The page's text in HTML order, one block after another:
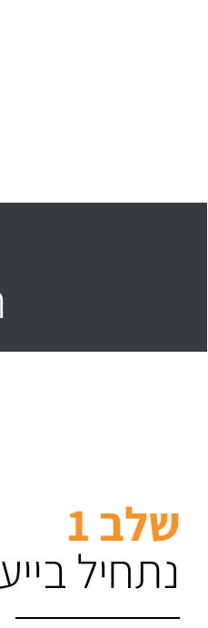
שלב 1
נתחיל